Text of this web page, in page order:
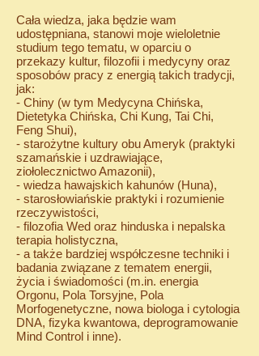
Cała wiedza, jaka będzie wam
udostępniana, stanowi moje wieloletnie
studium tego tematu, w oparciu o
przekazy kultur, filozofii i medycyny oraz
sposobów pracy z energią takich tradycji,
jak:
- Chiny (w tym Medycyna Chińska,
Dietetyka Chińska, Chi Kung, Tai Chi,
Feng Shui),
- starożytne kultury obu Ameryk (praktyki
szamańskie i uzdrawiające,
ziołolecznictwo Amazonii),
- wiedza hawajskich kahunów (Huna),
- starosłowiańskie praktyki i rozumienie
rzeczywistości,
- filozofia Wed oraz hinduska i nepalska
terapia holistyczna,
- a także bardziej współczesne techniki i
badania związane z tematem energii,
życia i świadomości (m.in. energia
Orgonu, Pola Torsyjne, Pola
Morfogenetyczne, nowa biologa i cytologia
DNA, fizyka kwantowa, deprogramowanie
Mind Control i inne).